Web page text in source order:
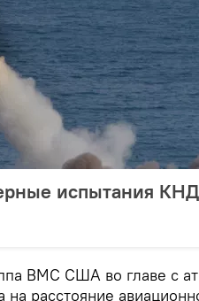
испытания
ВМС США во главе с
расстояние